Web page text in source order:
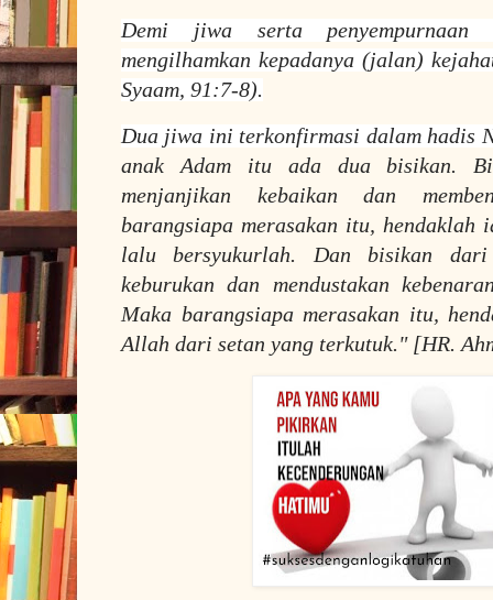
Demi jiwa serta
mengilhamkan kepadanya (jalan)
Syaam, 91:7-8).
Dua jiwa ini terkonfirmasi dalam hadis
anak Adam itu ada dua bisikan.
menjanjikan kebaikan dan
barangsiapa merasakan itu,
lalu bersyukurlah. Dan bisikan dari
keburukan dan mendustakan
Maka barangsiapa merasakan itu,
Allah dari setan yang terkutuk." [HR.